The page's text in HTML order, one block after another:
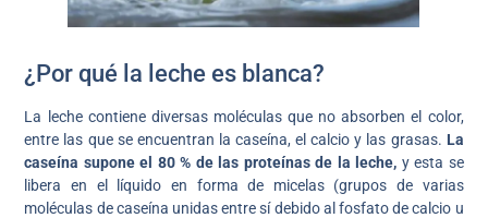
¿Por qué la leche es blanca?
La leche contiene diversas moléculas que no absorben el color,
entre las que se encuentran la caseína, el calcio y las grasas. La
caseína supone el 80 % de las proteínas de la leche, y esta se
libera en el líquido en forma de micelas (grupos de varias
moléculas de caseína unidas entre sí debido al fosfato de calcio u